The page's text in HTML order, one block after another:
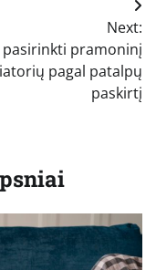
Next:
pasirinkti pramoninį
pagal patalpų
paskirtį